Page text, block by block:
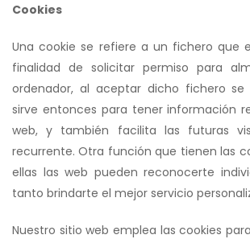
Cookies
Una cookie se refiere a un fichero que
finalidad de solicitar permiso para
ordenador, al aceptar dicho fichero
sirve entonces para tener información
web, y también facilita las futuras
recurrente. Otra función que tienen las
ellas las web pueden reconocerte
tanto brindarte el mejor servicio
Nuestro sitio web emplea las cookies